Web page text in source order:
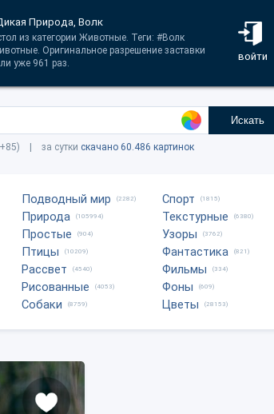
войти
Природа, Волк
из категории Животные. Теги: #Волк
Оригинальное разрешение заставки
уже 961 раз.
Искать
+85) | за сутки скачано 60.486 картинок
Подводный мир (2282)
Природа (105994)
Простые (904)
Птицы (10209)
Рассвет (4540)
Рисованные (4053)
Собаки (8759)
Спорт (1815)
Текстурные (6380)
Узоры (3762)
Фантастика (821)
Фильмы (334)
Фоны (609)
Цветы (28153)